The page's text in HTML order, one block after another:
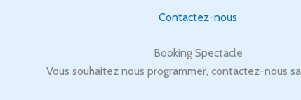
Contactez-nous
Booking Spectacle
Vous souhaitez nous programmer, contactez-nous